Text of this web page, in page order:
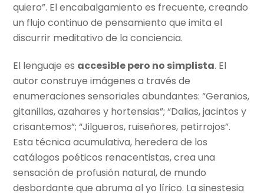
quiero”. El encabalgamiento es frecuente, creando
un flujo continuo de pensamiento que imita el
discurrir meditativo de la conciencia.
El lenguaje es accesible pero no simplista. El
autor construye imágenes a través de
enumeraciones sensoriales abundantes: “Geranios,
gitanillas, azahares y hortensias”; “Dalias, jacintos y
crisantemos”; “Jilgueros, ruiseñores, petirrojos”.
Esta técnica acumulativa, heredera de los
catálogos poéticos renacentistas, crea una
sensación de profusión natural, de mundo
desbordante que abruma al yo lírico. La sinestesia